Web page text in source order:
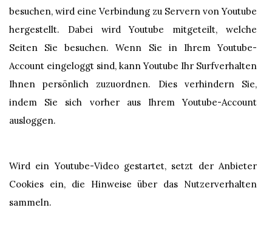
besuchen, wird eine Verbindung zu Servern von Youtube
hergestellt. Dabei wird Youtube mitgeteilt, welche
Seiten Sie besuchen. Wenn Sie in Ihrem Youtube-
Account eingeloggt sind, kann Youtube Ihr Surfverhalten
Ihnen persönlich zuzuordnen. Dies verhindern Sie,
indem Sie sich vorher aus Ihrem Youtube-Account
ausloggen.
Wird ein Youtube-Video gestartet, setzt der Anbieter
Cookies ein, die Hinweise über das Nutzerverhalten
sammeln.